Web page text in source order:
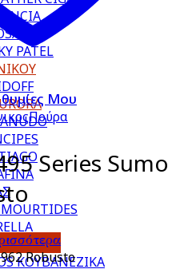
PATEL
ΚΟΥΒΑΝΕΖΙΚΑ
Μου
Πούρα
Series Sumo